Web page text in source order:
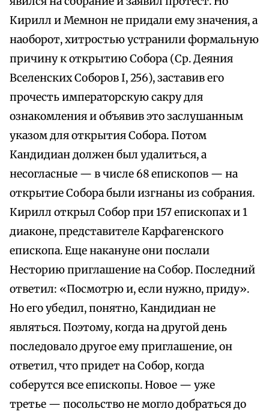
Кирилл и Мемнон не придали ему значения, а
наоборот, хитростью устранили формальную
причину к открытию Собора (Ср. Деяния
Вселенских Соборов I, 256), заставив его
прочесть императорскую сакру для
ознакомления и объявив это заслушанным
указом для открытия Собора. Потом
Кандидиан должен был удалиться, а
несогласные — в числе 68 епископов — на
открытие Собора были изгнаны из собрания.
Кирилл открыл Собор при 157 епископах и 1
диаконе, представителе Карфагенского
епископа. Еще накануне они послали
Несторию приглашение на Собор. Последний
ответил: «Посмотрю и, если нужно, приду».
Но его убедил, понятно, Кандидиан не
являться. Поэтому, когда на другой день
последовало другое ему приглашение, он
ответил, что придет на Собор, когда
соберутся все епископы. Новое — уже
третье — посольство не могло добраться до